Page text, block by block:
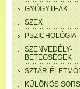
GYÓGYTEÁK
SZEX
PSZICHOLÓGIA
SZENVEDÉLY-
BETEGSÉGEK
SZTÁR-
KÜLÖNÖS